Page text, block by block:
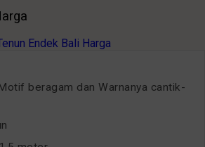
beragam dan Warnanya cantik-